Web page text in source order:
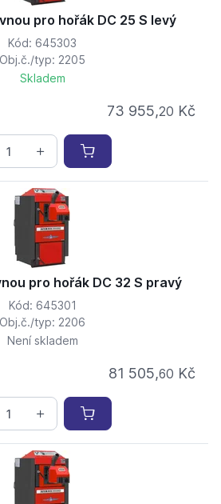
pro hořák DC 25 S levý
Kód: 645303
Obj.č./typ: 2205
Skladem
73 955,20 Kč
pro hořák DC 32 S pravý
Kód: 645301
Obj.č./typ: 2206
Není skladem
81 505,60 Kč